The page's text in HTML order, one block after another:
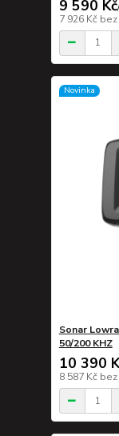
9 590 Kč/
7 926 Kč bez
Novinka
Sonar
50/200 KHZ
10 390
8 587 Kč bez